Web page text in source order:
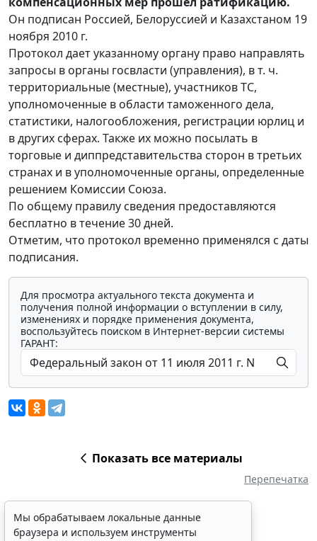
Он подписан Россией, Белоруссией и Казахстаном 19
ноября 2010 г.
Протокол дает указанному органу право направлять
запросы в органы госвласти (управления), в т. ч.
территориальные (местные), участников ТС,
уполномоченные в области таможенного дела,
статистики, налогообложения, регистрации юрлиц и
в других сферах. Также их можно посылать в
торговые и диппредставительства сторон в третьих
странах и в уполномоченные органы, определенные
решением Комиссии Союза.
По общему правилу сведения предоставляются
бесплатно в течение 30 дней.
Отметим, что протокол временно применялся с даты
подписания.
Для просмотра актуального текста документа и
получения полной информации о вступлении в силу,
изменениях и порядке применения документа,
воспользуйтесь поиском в Интернет-версии системы
ГАРАНТ:
Показать все материалы
Перепечатка
Мы обрабатываем локальные данные
браузера и используем инструменты